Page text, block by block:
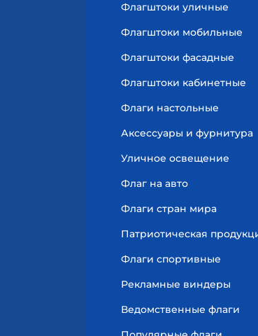
Флагштоки уличные
Флагштоки мобильные
Флагштоки фасадные
Флагштоки кабинетные
Флаги настольные
Аксессуары и фурнитура
Уличное освещение
Флаг на авто
Флаги стран мира
Патриотическая
Флаги спортивные
Рекламные виндеры
Ведомственные флаги